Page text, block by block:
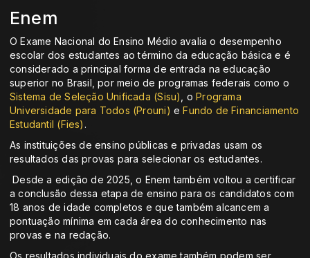
Enem
O Exame Nacional do Ensino Médio avalia o desempenho
escolar dos estudantes ao término da educação básica e é
considerado a principal forma de entrada na educação
superior no Brasil, por meio de programas federais como o
Sistema de Seleção Unificada (Sisu)
, oPrograma
Universidade para Todos (Prouni) eFundo de Financiamento
Estudantil (Fies) .
As instituições de ensino públicas e privadas usam os
resultados das provas para selecionar os estudantes.
Desde a edição de 2025, o Enem também voltou a certificar
a conclusão dessa etapa de ensino para os candidatos com
18 anos de idade completos e que também alcancem a
pontuação mínima em cada área do conhecimento nas
provas e na redação.
Os resultados individuais do exame também podem ser